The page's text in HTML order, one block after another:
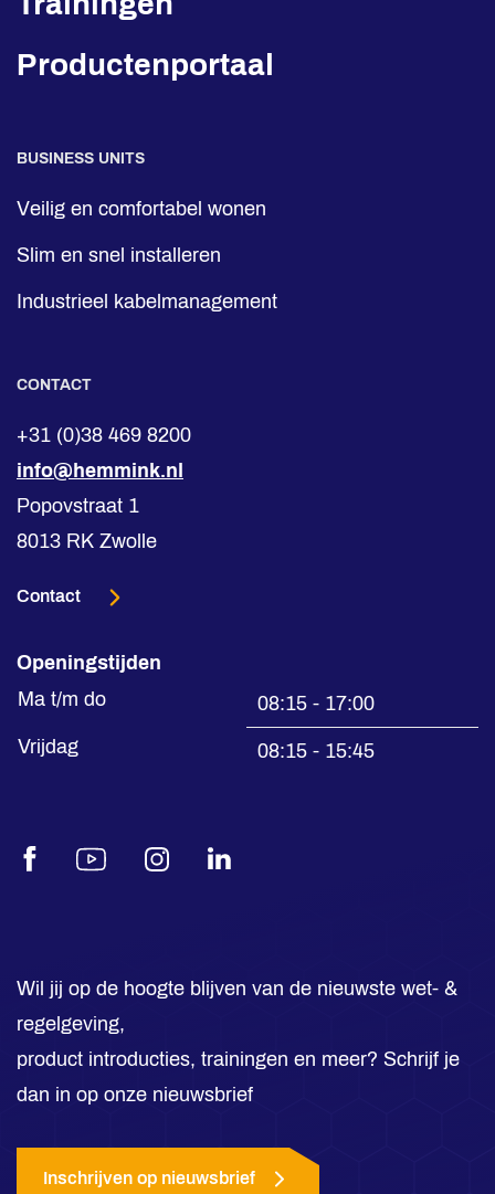
Productenportaal
BUSINESS UNITS
Veilig en comfortabel wonen
Slim en snel installeren
Industrieel kabelmanagement
CONTACT
+31 (0)38 469 8200
info@hemmink.nl
Popovstraat 1
8013 RK Zwolle
Contact
Openingstijden
Ma t/m do
08:15 - 17:00
Vrijdag
08:15 - 15:45
FacebookYoutubeInstagramLinkedIn
Wil jij op de hoogte blijven van de nieuwste wet- &
regelgeving,
product introducties, trainingen en meer? Schrijf je
dan in op onze nieuwsbrief
Inschrijven op nieuwsbrief